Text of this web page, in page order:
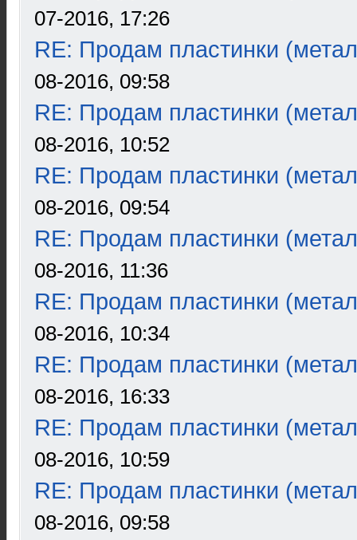
07-2016, 17:26
RE: Продам пластинки
08-2016, 09:58
RE: Продам пластинки
08-2016, 10:52
RE: Продам пластинки
08-2016, 09:54
RE: Продам пластинки
08-2016, 11:36
RE: Продам пластинки
08-2016, 10:34
RE: Продам пластинки
08-2016, 16:33
RE: Продам пластинки
08-2016, 10:59
RE: Продам пластинки
08-2016, 09:58